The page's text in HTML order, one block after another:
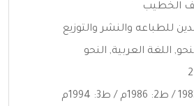
الخطيب
للطباعه والنشر والتوزيع
, اللغة العربية, النحو